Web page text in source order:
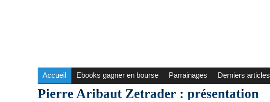
Accueil Ebooks gagner en bourse Parrainages Derniers articles
Pierre Aribaut Zetrader : présentation